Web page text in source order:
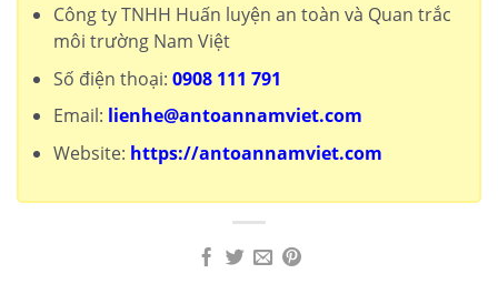
Công ty TNHH Huấn luyện an toàn và Quan trắc
môi trường Nam Việt
Số điện thoại: 0908 111 791
Email: lienhe@antoannamviet.com
Website: https://antoannamviet.com